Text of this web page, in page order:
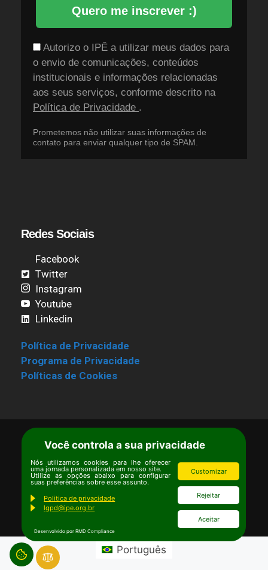
Quero me inscrever :)
Autorizo o IPÊ a utilizar meus dados para
o envio de comunicações, conteúdos
institucionais e informações relacionadas
aos seus serviços, conforme descrito na
Política de Privacidade .
Prometemos não utilizar suas informações de
contato para enviar qualquer tipo de SPAM.
Redes Sociais
Facebook
Twitter
Instagram
Youtube
Linkedin
Política de Privacidade
Programa de Privacidade
Políticas de Cookies
Termos de Uso |Estatuto
Copyright © Ipê – Instituto de Pesquisas
Ecológicas.
Email:
ipe@ipe.org.br
Português
Você controla a sua privacidade
Nós utilizamos cookies para lhe oferecer
uma jornada personalizada em nosso site.
Utilize as opções abaixo para configurar
suas preferências sobre esse assunto.
Politica de privacidade
lgpd@ipe.org.br
Customizar
Rejeitar
Aceitar
Desenvolvido por RMD Compliance